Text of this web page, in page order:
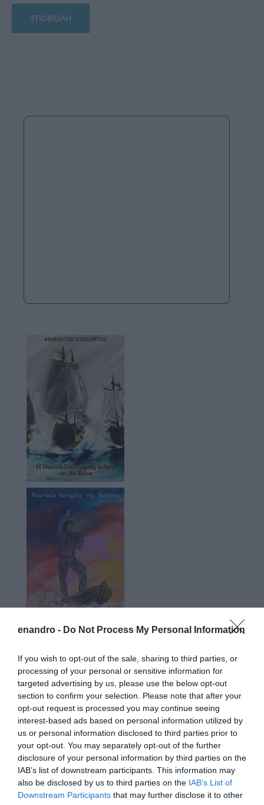
enandro - Do Not Process My Personal Information
If you wish to opt-out of the sale, sharing to third parties, or
processing of your personal or sensitive information for
targeted advertising by us, please use the below opt-out
section to confirm your selection. Please note that after your
opt-out request is processed you may continue seeing
interest-based ads based on personal information utilized by
us or personal information disclosed to third parties prior to
your opt-out. You may separately opt-out of the further
disclosure of your personal information by third parties on the
IAB’s list of downstream participants. This information may
also be disclosed by us to third parties on the IAB’s List of
Downstream Participants that may further disclose it to other
Προτεινόμενα άρθρα
ΡΑΦΗΝΑ – ΘΕΟΥΤΑ σημειώσατε…
ΣΥΓΚΛΟΝΙΣΤΙΚΟΣ ΑΠΟΧΑΙΡΕΤΙΣΜΟΣ ΣΤΗ
ΡΑΦΗΝΑ ΣΤΟ «ΤΕΛΕΥΤΑΙΟ ΜΠΑΡΚΟ» ΤΟΥ
ΚΑΠΕΤΑΝ ΑΝΤΩΝΗ ΒΙΔΑΛΗ